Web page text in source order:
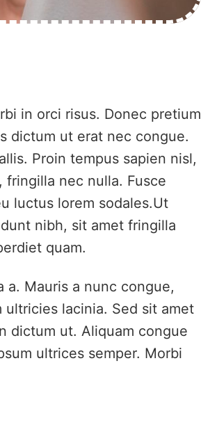
in orci risus. Donec pretium
dictum ut erat nec congue.
Proin tempus sapien nisl,
fringilla nec nulla. Fusce
luctus lorem sodales.Ut
nibh, sit amet fringilla
quam.
Mauris a nunc congue,
lacinia. Sed sit amet
dictum ut. Aliquam congue
ultrices semper. Morbi